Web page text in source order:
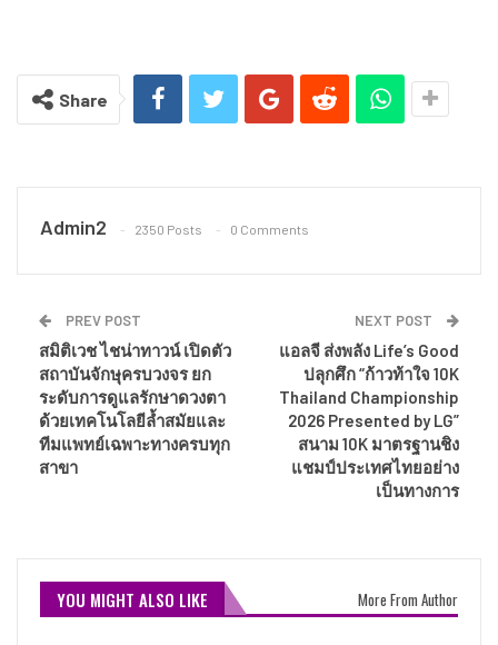
Share
Admin2 2350 Posts 0 Comments
PREV POST
สมิติเวช ไชน่าทาวน์ เปิดตัว
สถาบันจักษุครบวงจร ยก
ระดับการดูแลรักษาดวงตา
ด้วยเทคโนโลยีล้ำสมัยและ
ทีมแพทย์เฉพาะทางครบทุก
สาขา
NEXT POST
แอลจี ส่งพลัง Life’s Good
ปลุกศึก “ก้าวท้าใจ 10K
Thailand Championship
2026 Presented by LG”
สนาม 10K มาตรฐานชิง
แชมป์ประเทศไทยอย่าง
เป็นทางการ
YOU MIGHT ALSO LIKE More From Author